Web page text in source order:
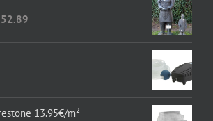
€1,652.89
13.95€/m²